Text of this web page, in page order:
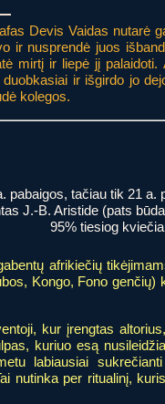
Devis Vaidas nutarė
ir nusprendė juos
mirtį ir liepė jį
ir išgirdo jo
kolegos.
pabaigos, tačiau tik 21
J.-B. Aristide (pats
95% tiesiog
afrikiečių
Kongo, Fono
kur įrengtas
kuriuo esą
labiausiai
nutinka per ritualinį,